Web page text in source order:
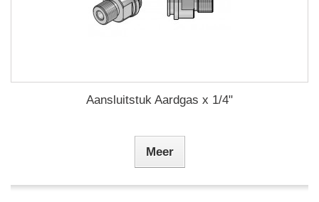
Aansluitstuk Aardgas x 1/4"
Meer